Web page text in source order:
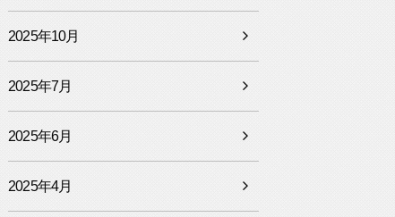
2025年10月
2025年7月
2025年6月
2025年4月